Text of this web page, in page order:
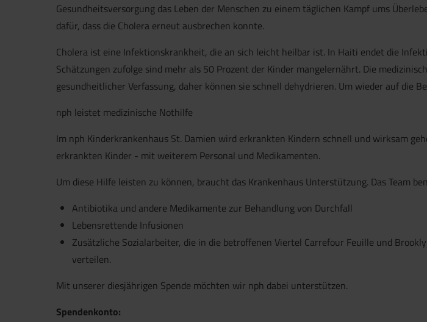
Gesundheitsversorgung das Leben der Menschen zu einem täglichen Kampf ums
dafür, dass die Cholera erneut ausbrechen konnte.
Cholera ist eine Infektionskrankheit, die an sich leicht heilbar ist. In Haiti endet die
Schätzungen zufolge sind mehr als 50 Prozent der Kinder mangelernährt. Die
gesundheitlicher Verfassung, daher können sie schnell dehydrieren. Um wieder auf die
nph leistet medizinische Nothilfe
Im nph Kinderkrankenhaus St. Damien wird erkrankten Kindern schnell und wirksam
erkrankten Kinder - mit weiterem Personal und Medikamenten.
Um diese Hilfe leisten zu können, braucht das Krankenhaus Unterstützung. Das Team
Antibiotika und andere Medikamente zur Behandlung von Durchfall
Lebensrettende Infusionen
Zusätzliche Sozialarbeiter, die in die betroffenen Viertel Carrefour Feuille und
verteilen.
Mit unserer diesjährigen Spende möchten wir nph dabei unterstützen.
Spendenkonto: